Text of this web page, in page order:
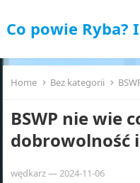
Co powie Ryba?
Home Bez kategorii
BSWP nie wie
dobrowolność
wędkarz—2024-11-06